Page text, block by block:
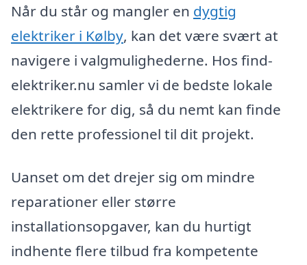
Når du står og mangler en dygtig
elektriker i Kølby, kan det være svært at
navigere i valgmulighederne. Hos find-
elektriker.nu samler vi de bedste lokale
elektrikere for dig, så du nemt kan finde
den rette professionel til dit projekt.
Uanset om det drejer sig om mindre
reparationer eller større
installationsopgaver, kan du hurtigt
indhente flere tilbud fra kompetente